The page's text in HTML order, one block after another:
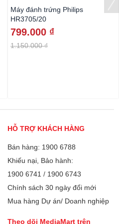
Máy đánh trứng Philips
HR3705/20
799.000 ₫
1.150.000 ₫
HỖ TRỢ KHÁCH HÀNG
Bán hàng: 1900 6788
Khiếu nại, Bảo hành:
1900 6741 / 1900 6743
Chính sách 30 ngày đổi mới
Mua hàng Dự án/ Doanh nghiệp
Theo dõi MediaMart trên